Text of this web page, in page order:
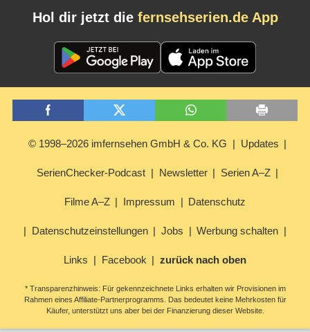
Hol dir jetzt die fernsehserien.de App
© 1998–2026 imfernsehen GmbH & Co. KG Updates
SerienChecker-Podcast Newsletter Serien A–Z
Filme A–Z Impressum Datenschutz
Datenschutzeinstellungen Jobs Werbung schalten
Links Facebook zurück nach oben
* Transparenzhinweis: Für gekennzeichnete Links erhalten wir Provisionen im
Rahmen eines Affiliate-Partnerprogramms. Das bedeutet keine Mehrkosten für
Käufer, unterstützt uns aber bei der Finanzierung dieser Website.